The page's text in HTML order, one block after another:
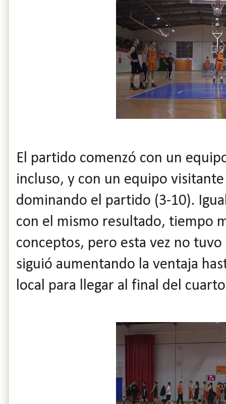
El partido comenzó con un
incluso, y con un equipo
dominando el partido (3-10).
con el mismo resultado, tiempo
conceptos, pero esta vez no
siguió aumentando la ventaja
local para llegar al final del